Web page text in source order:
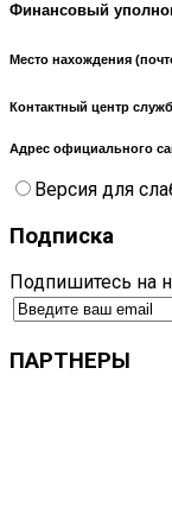
Финансовый
Место нахождения
Контактный центр
Адрес официального
Версия для
Подписка
Подпишитесь на
ПАРТНЕРЫ